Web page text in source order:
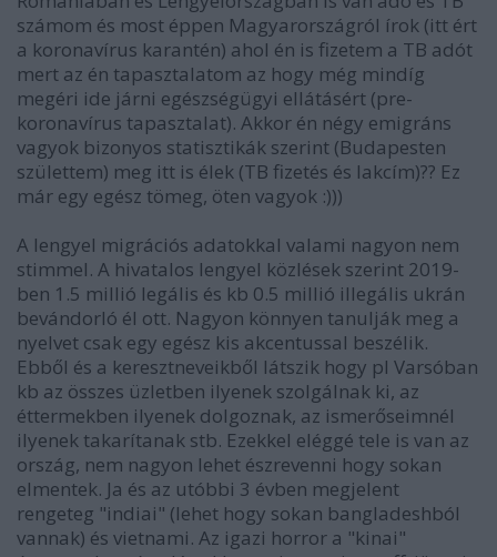
számom és most éppen Magyarországról írok (itt ért
a koronavírus karantén) ahol én is fizetem a TB adót
mert az én tapasztalatom az hogy még mindíg
megéri ide járni egészségügyi ellátásért (pre-
koronavírus tapasztalat). Akkor én négy emigráns
vagyok bizonyos statisztikák szerint (Budapesten
születtem) meg itt is élek (TB fizetés és lakcím)?? Ez
már egy egész tömeg, öten vagyok :)))
A lengyel migrációs adatokkal valami nagyon nem
stimmel. A hivatalos lengyel közlések szerint 2019-
ben 1.5 millió legális és kb 0.5 millió illegális ukrán
bevándorló él ott. Nagyon könnyen tanulják meg a
nyelvet csak egy egész kis akcentussal beszélik.
Ebből és a keresztneveikből látszik hogy pl Varsóban
kb az összes üzletben ilyenek szolgálnak ki, az
éttermekben ilyenek dolgoznak, az ismerőseimnél
ilyenek takarítanak stb. Ezekkel eléggé tele is van az
ország, nem nagyon lehet észrevenni hogy sokan
elmentek. Ja és az utóbbi 3 évben megjelent
rengeteg "indiai" (lehet hogy sokan bangladeshból
vannak) és vietnami. Az igazi horror a "kinai"